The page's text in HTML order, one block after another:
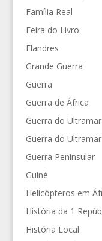
Família Real
Feira do Livro
Flandres
Grande Guerra
Guerra
Guerra de África
Guerra do Ultramar
Guerra do Ultramar
Guerra Peninsular
Guiné
Helicópteros em
História da 1
História Local